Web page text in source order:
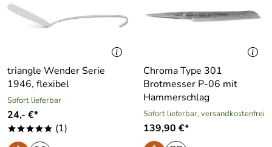
triangle Wender Serie
1946, flexibel
Sofort lieferbar
24,- €*
***** (1)
Chroma Type 301
Brotmesser P-06 mit
Hammerschlag
Sofort lieferbar, versandkostenfrei
139,90 €*